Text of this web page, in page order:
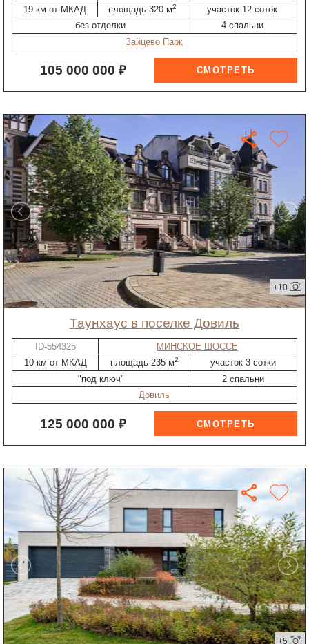
19 км от МКАД площадь 320 м2
участок 12 соток
без отделки
4 спальни
Зайцево Парк
105 000 000 ₽
+10
таунхаус в поселке Довиль
ID-554325
МИНСКОЕ ШОССЕ
10 км от МКАД
площадь 235 м2
участок 3 сотки
"под ключ"
2 спальни
Довиль
125 000 000 ₽
+5